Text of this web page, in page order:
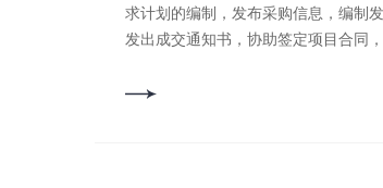
求计划的编制，发布采购信息，编制
发出成交通知书，协助签定项目合同